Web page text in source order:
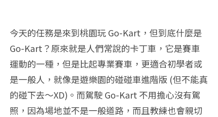
今天的任務是來到桃園玩 Go-Kart，但到底什麼是
Go-Kart？原來就是人們常說的卡丁車，它是賽車
運動的一種，但是比起專業賽車，更適合初學者或
是一般人，就像是遊樂園的碰碰車進階版 (但不能真
的碰下去～XD)。而駕駛 Go-Kart 不用擔心沒有駕
照，因為場地並不是一般道路，而且教練也會親切